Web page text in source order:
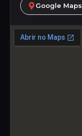
Google Maps